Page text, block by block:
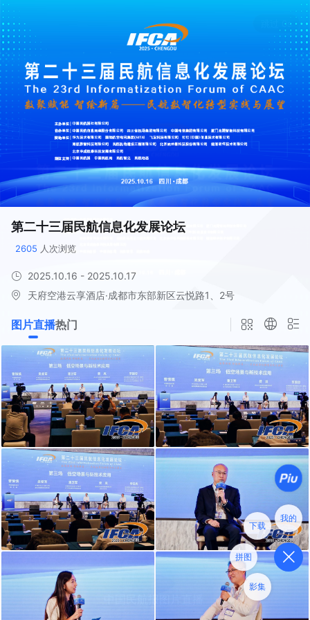
第二十三届民航信息化发展论坛
2605 人次浏览
2025.10.16 - 2025.10.17
天府空港云享酒店·成都市东部新区云悦路1、2号
图片直播热门
我的
下载
拼图
影集